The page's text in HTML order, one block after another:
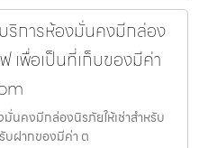
การห้องมั่นคงมีกล่อง
เพื่อเป็นที่เก็บของมีค่า
นคงมีกล่องนิรภัยให้เช่าสำหรับ
บฝากของมีค่า ต